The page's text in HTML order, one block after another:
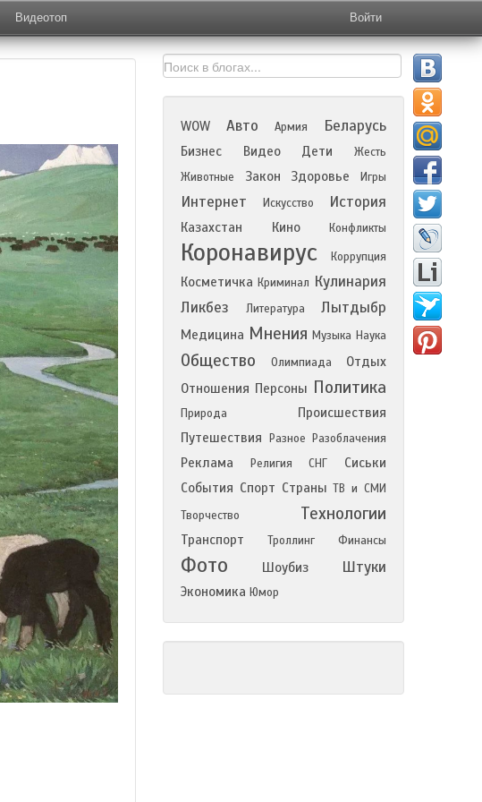
Видеотоп Войти
WOW Авто Армия Беларусь
Бизнес Видео Дети
Жесть
Животные
Закон Здоровье Игры
Интернет Искусство История
Казахстан Кино Конфликты
Коронавирус Коррупция
Косметичка Криминал Кулинария
Ликбез
Литература Лытдыбр
Медицина Мнения Музыка Наука
Общество Олимпиада
Отдых
Отношения Персоны Политика
Природа
Происшествия
Путешествия
Разное Разоблачения
Реклама Религия СНГ
Сиськи
События Спорт Страны ТВ и СМИ
Творчество
Технологии
Транспорт Троллинг Финансы
Фото Шоубиз Штуки
Экономика Юмор